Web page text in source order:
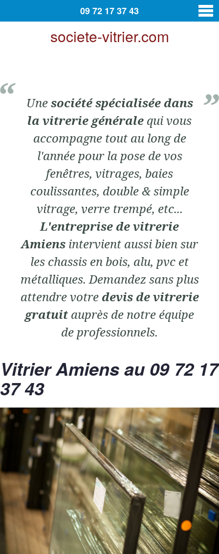
09 72 17 37 43
societe-vitrier.com
Unesociété spécialisée dans
la vitrerie générale qui vous
accompagne tout au long de
l'année pour la pose de vos
fenêtres, vitrages, baies
coulissantes, double & simple
vitrage, verre trempé, etc...
L'entreprise de vitrerie
Amiens intervient aussi bien sur
les chassis en bois, alu, pvc et
métalliques. Demandez sans plus
attendre votre devis de vitrerie
gratuit auprès de notre équipe
de professionnels.
Vitrier Amiens au 09 72 17
37 43